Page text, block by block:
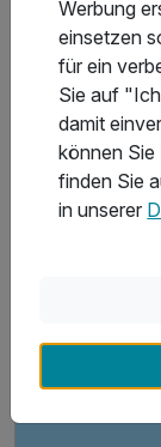
und Olymp
mit 468
langjähriger
Garantie zu
werden, die
Werbung
einsetzen
für ein
Sie auf
damit
können Sie
finden Sie
in unserer